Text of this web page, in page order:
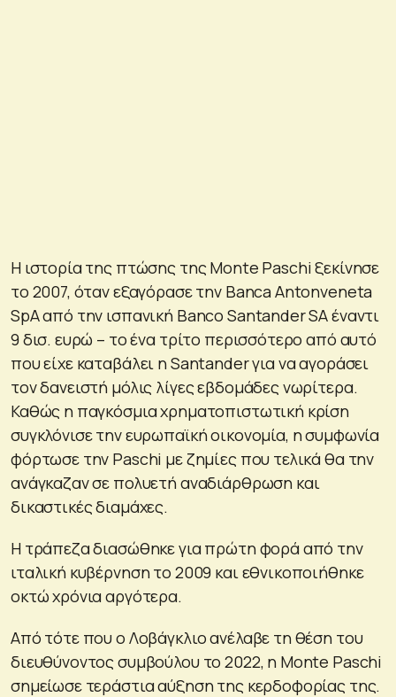
Η ιστορία της πτώσης της Monte Paschi ξεκίνησε
το 2007, όταν εξαγόρασε την Banca Antonveneta
SpA από την ισπανική Banco Santander SA έναντι
9 δισ. ευρώ – το ένα τρίτο περισσότερο από αυτό
που είχε καταβάλει η Santander για να αγοράσει
τον δανειστή μόλις λίγες εβδομάδες νωρίτερα.
Καθώς η παγκόσμια χρηματοπιστωτική κρίση
συγκλόνισε την ευρωπαϊκή οικονομία, η συμφωνία
φόρτωσε την Paschi με ζημίες που τελικά θα την
ανάγκαζαν σε πολυετή αναδιάρθρωση και
δικαστικές διαμάχες.
Η τράπεζα διασώθηκε για πρώτη φορά από την
ιταλική κυβέρνηση το 2009 και εθνικοποιήθηκε
οκτώ χρόνια αργότερα.
Από τότε που ο Λοβάγκλιο ανέλαβε τη θέση του
διευθύνοντος συμβούλου το 2022, η Monte Paschi
σημείωσε τεράστια αύξηση της κερδοφορίας της.